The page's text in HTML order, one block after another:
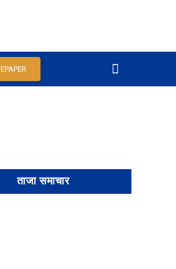
EPAPER
ताजा समाचार